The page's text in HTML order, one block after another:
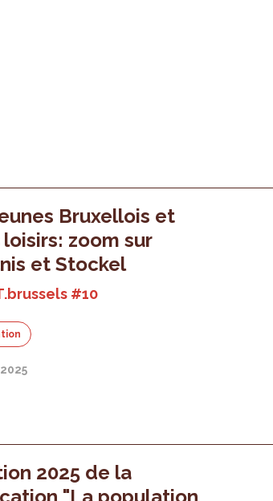
Bruxellois et
zoom sur
et Stockel
#10
2025 de la